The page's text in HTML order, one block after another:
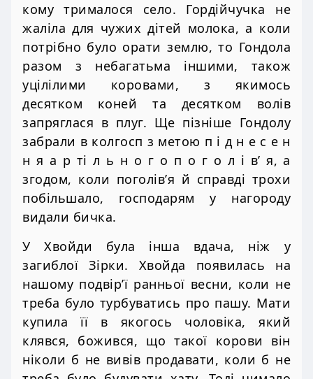
кому трималося село. Гордійчучка не
жаліла для чужих дітей молока, а коли
потрібно було орати землю, то Гондола
разом з небагатьма іншими, також
уцілілими коровами, з якимось
десятком коней та десятком волів
запряглася в плуг. Ще пізніше Гондолу
забрали в колгосп з метою п і д н е с е н
н я а р ті л ь н о г о п о г о л і в’ я, а
згодом, коли поголів’я й справді трохи
побільшало, господарям у нагороду
видали бичка.
У Хвойди була інша вдача, ніж у
загиблої Зірки. Хвойда появилась на
нашому подвір’ї ранньої весни, коли не
треба було турбуватись про пашу. Мати
купила її в якогось чоловіка, який
клявся, божився, що такої корови він
ніколи б не вивів продавати, коли б не